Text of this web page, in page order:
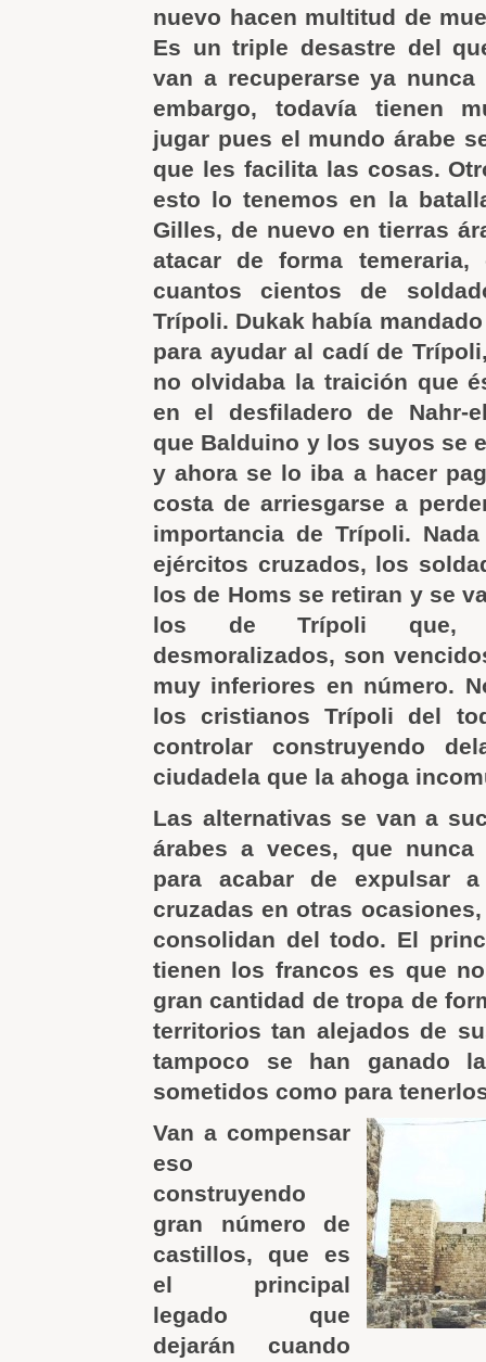
nuevo hacen multitud de
Es un triple desastre del
van a recuperarse ya
embargo, todavía tienen
jugar pues el mundo árabe
que les facilita las cosas.
esto lo tenemos en la
Gilles, de nuevo en tierras
atacar de forma temeraria,
cuantos cientos de
Trípoli. Dukak había
para ayudar al cadí de
no olvidaba la traición que
en el desfiladero de Nahr-
que Balduino y los suyos se
y ahora se lo iba a hacer
costa de arriesgarse a
importancia de Trípoli.
ejércitos cruzados, los
los de Homs se retiran y se
los de Trípoli que,
desmoralizados, son
muy inferiores en número.
los cristianos Trípoli del
controlar construyendo
ciudadela que la ahoga
Las alternativas se van a
árabes a veces, que nunca
para acabar de expulsar
cruzadas en otras
consolidan del todo. El
tienen los francos es que
gran cantidad de tropa de
territorios tan alejados de
tampoco se han ganado
sometidos como para
Van a compensar
eso
construyendo
gran número de
castillos, que es
el principal
legado que
dejarán cuando